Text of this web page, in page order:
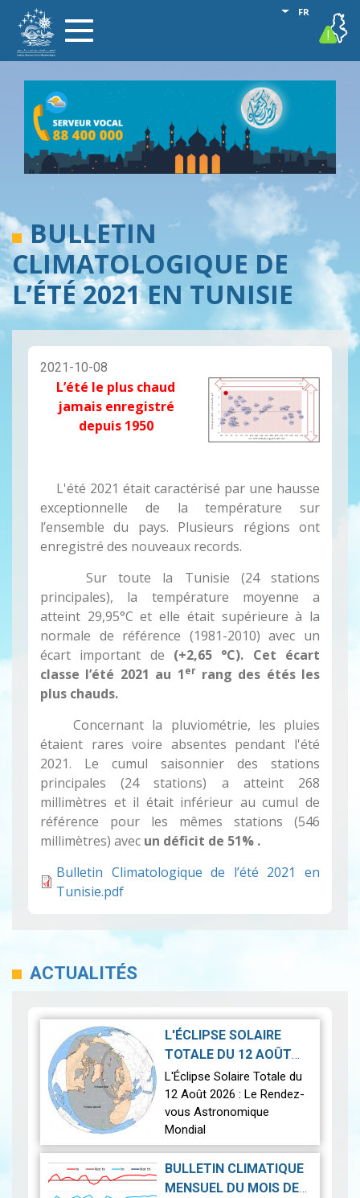
contenu
Toggle
navigation
FR
Lister les
vigilance
BULLETIN
CLIMATOLOGIQUE DE
L’ÉTÉ 2021 EN TUNISIE
2021-10-08
L’été le plus chaud
jamais enregistré
depuis 1950
L'été 2021 était caractérisé par une hausse
exceptionnelle de la température sur
l’ensemble du pays. Plusieurs régions ont
enregistré des nouveaux records.
Sur toute la Tunisie (24 stations
principales), la température moyenne a
atteint 29,95°C et elle était supérieure à la
normale de référence (1981-2010) avec un
écart important de (+2,65 °C). Cet écart
classe l’été 2021 au 1errang des étés les
plus chauds.
Concernant la pluviométrie, les pluies
étaient rares voire absentes pendant l'été
2021. Le cumul saisonnier des stations
principales (24 stations) a atteint 268
millimètres et il était inférieur au cumul de
référence pour les mêmes stations (546
millimètres) avec un déficit de 51% .
Bulletin Climatologique de l’été 2021 en
Tunisie.pdf
ACTUALITÉS
L'ÉCLIPSE SOLAIRE
TOTALE DU 12 AOÛT
2026|2026-07-21
L'Éclipse Solaire Totale du
12 Août 2026 : Le Rendez-
vous Astronomique
Mondial
Le 12 août 2026, la Terre
connaîtra l'un des
BULLETIN CLIMATIQUE
MENSUEL DU MOIS DE